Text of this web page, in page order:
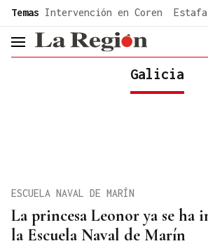
common.go-to-content
Temas Intervención en Coren
header.menu.open
Galicia
La princesa Leonor ya se ha
la Escuela Naval de Marín
ESCUELA NAVAL DE MARÍN